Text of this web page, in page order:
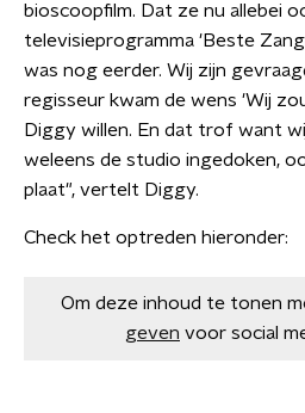
bioscoopfilm. Dat ze nu allebei
televisieprogramma 'Beste
was nog eerder. Wij zijn
regisseur kwam de wens 'Wij
Diggy willen. En dat trof want
weleens de studio ingedoken,
plaat", vertelt Diggy.
Check het optreden hieronder:
Om deze inhoud te tonen
geven voor social